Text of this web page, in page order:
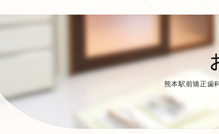
熊本駅前矯正歯